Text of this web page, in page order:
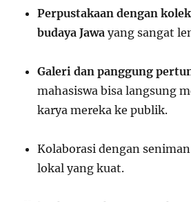
Perpustakaan dengan
budaya Jawa yang sangat
Galeri dan panggung
mahasiswa bisa langsung
karya mereka ke publik.
Kolaborasi dengan
lokal yang kuat.